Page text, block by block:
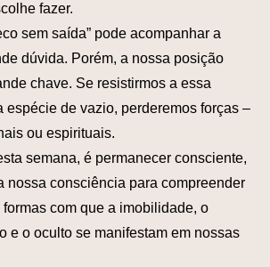
fazer.
sem saída” pode acompanhar a
dúvida. Porém, a nossa posição
chave. Se resistirmos a essa
espécie de vazio, perderemos forças –
ou espirituais.
semana, é permanecer consciente,
nossa consciência para compreender
com que a imobilidade, o
e o oculto se manifestam em nossas